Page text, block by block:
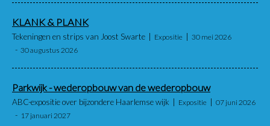
KLANK & PLANK
Tekeningen en strips van Joost Swarte Expositie
30 mei 2026
30 augustus 2026
Parkwijk - wederopbouw van de wederopbouw
ABC-expositie over bijzondere Haarlemse wijk Expositie
07 juni 2026
17 januari 2027